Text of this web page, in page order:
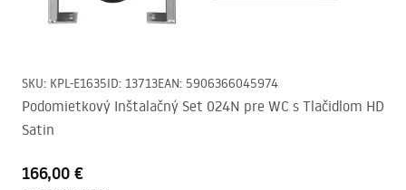
SKU: KPL-E1635ID: 13713EAN: 5906366045974
Podomietkový Inštalačný Set 024N pre WC s Tlačidlom HD
Satin
166,00 €